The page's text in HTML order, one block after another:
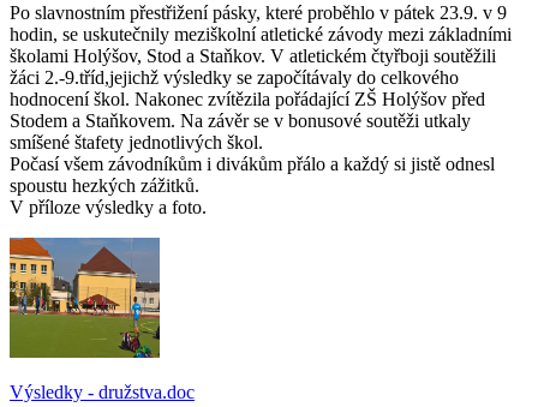
Po slavnostním přestřižení pásky, které proběhlo v pátek 23.9. v 9
hodin, se uskutečnily meziškolní atletické závody mezi základními
školami Holýšov, Stod a Staňkov. V atletickém čtyřboji soutěžili
žáci 2.-9.tříd,jejichž výsledky se započítávaly do celkového
hodnocení škol. Nakonec zvítězila pořádající ZŠ Holýšov před
Stodem a Staňkovem. Na závěr se v bonusové soutěži utkaly
smíšené štafety jednotlivých škol.
Počasí všem závodníkům i divákům přálo a každý si jistě odnesl
spoustu hezkých zážitků.
V příloze výsledky a foto.
Výsledky - družstva.doc